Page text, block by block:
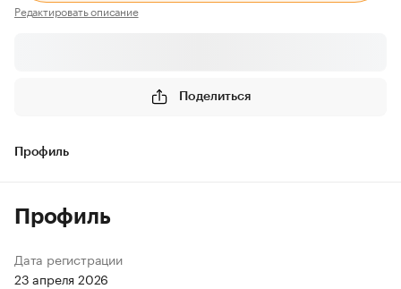
Редактировать описание
Поделиться
Профиль
Профиль
Дата регистрации
23 апреля 2026